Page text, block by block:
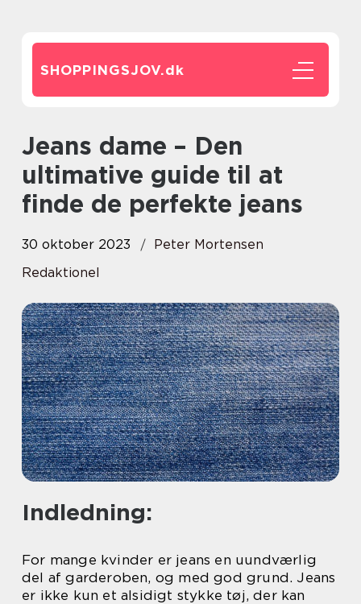
SHOPPINGSJOV.dk
Jeans dame – Den
ultimative guide til at
finde de perfekte jeans
30 oktober 2023
Peter Mortensen
Redaktionel
Indledning:
For mange kvinder er jeans en uundværlig
del af garderoben, og med god grund. Jeans
er ikke kun et alsidigt stykke tøj, der kan